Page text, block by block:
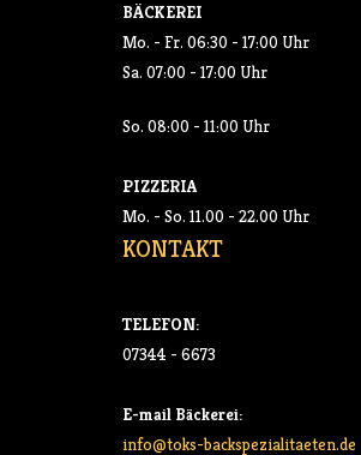
BÄCKEREI
Mo. - Fr. 06:30 - 17:00 Uhr
Sa. 07:00 - 17:00 Uhr
So. 08:00 - 11:00 Uhr
PIZZERIA
Mo. - So. 11.00 - 22.00 Uhr
KONTAKT
TELEFON:
07344 - 6673
E-mail Bäckerei:
info@toks-backspezialitaeten.de